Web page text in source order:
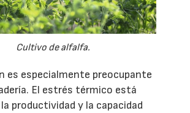
Cultivo de alfalfa.
es especialmente preocupante
El estrés térmico está
productividad y la capacidad